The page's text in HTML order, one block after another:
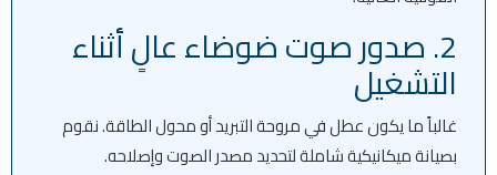
2. صدور صوت ضوضاء عالٍ أثناء
التشغيل
غالباً ما يكون عطل في مروحة التبريد أو محول الطاقة. نقوم
بصيانة ميكانيكية شاملة لتحديد مصدر الصوت وإصلاحه.